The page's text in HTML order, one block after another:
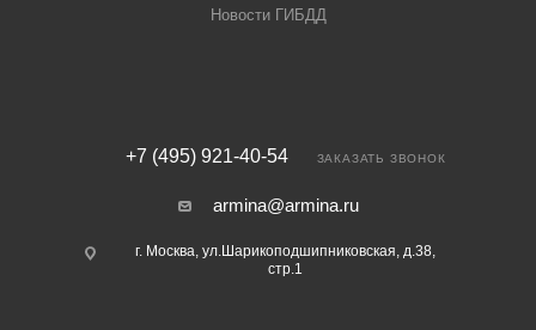
Новости ГИБДД
+7 (495) 921-40-54 ЗАКАЗАТЬ ЗВОНОК
armina@armina.ru
г. Москва, ул.Шарикоподшипниковская, д.38,
стр.1